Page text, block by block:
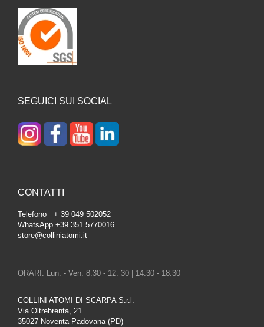
SEGUICI SUI SOCIAL
CONTATTI
Telefono + 39 049 502052
WhatsApp +39 351 5770016
store@colliniatomi.it
ORARI: Lun. - Ven. 8:30 - 12: 30 | 14:30 - 18:30
COLLINI ATOMI DI SCARPA S.r.l.
Via Oltrebrenta, 21
35027 Noventa Padovana (PD)